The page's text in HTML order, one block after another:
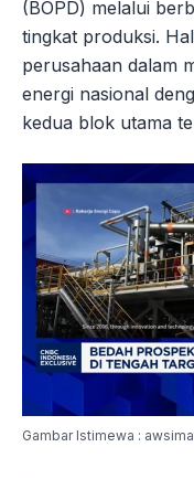
(BOPD) melalui
tingkat produksi.
perusahaan dalam
energi nasional
kedua blok utama
Gambar Istimewa :